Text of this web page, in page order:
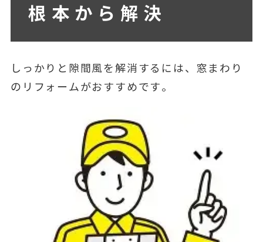
根本から解決
しっかりと隙間風を解消するには、窓まわり
のリフォームがおすすめです。